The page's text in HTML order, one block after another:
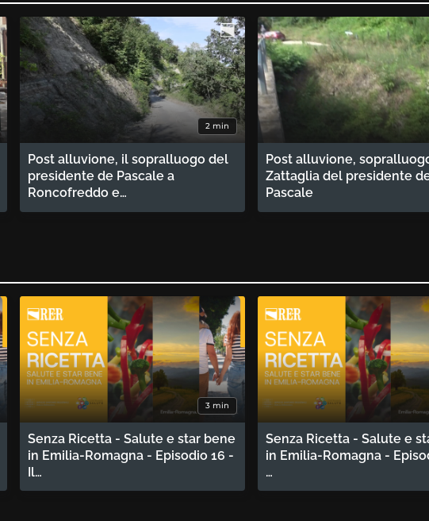
2 min
Post alluvione, il sopralluogo del
presidente de Pascale a
Roncofreddo e…
Post alluvione,
Zattaglia del presidente
Pascale
3 min
Senza Ricetta - Salute e star bene
in Emilia-Romagna - Episodio 16 -
Il…
Senza Ricetta - Salute e
in Emilia-Romagna -
…